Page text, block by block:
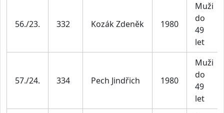
56./23. 332 Kozák Zdeněk 1980
Muži
do
49
let
57./24. 334 Pech Jindřich 1980
Muži
do
49
let